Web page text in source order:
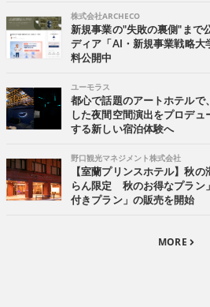
株式会社ARCHECO
新規事業の"失敗の裏側"まで
ディア「AI・新規事業戦略大
料公開中
ユーモラス
都心で話題のアートホテルで
した夜間空間演出をプロデ
する新しい宿泊体験へ
野口観光マネジメント株式会社
【室蘭プリンスホテル】秋
らん限定 秋のお得なプラ
付きプラン」の販売を開始
MORE